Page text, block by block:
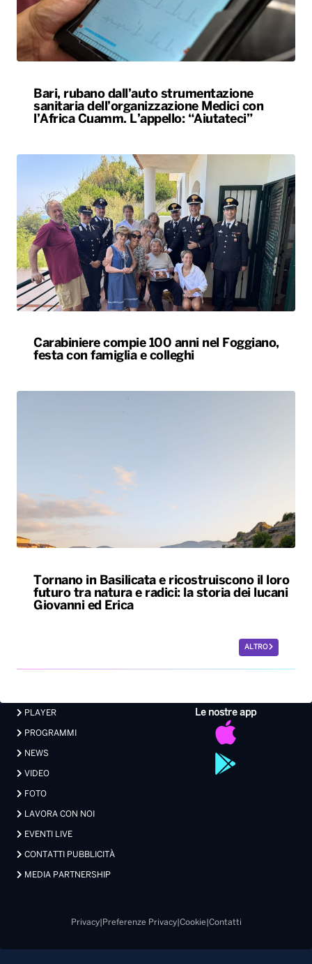
Bari, rubano dall’auto strumentazione
sanitaria dell’organizzazione Medici con
l’Africa Cuamm. L’appello: “Aiutateci”
Carabiniere compie 100 anni nel Foggiano,
festa con famiglia e colleghi
Tornano in Basilicata e ricostruiscono il loro
futuro tra natura e radici: la storia dei lucani
Giovanni ed Erica
ALTRO
Le nostre app
PLAYER
PROGRAMMI
NEWS
VIDEO
FOTO
LAVORA CON NOI
EVENTI LIVE
CONTATTI PUBBLICITÀ
MEDIA PARTNERSHIP
Privacy| Preferenze Privacy| Cookie Contatti